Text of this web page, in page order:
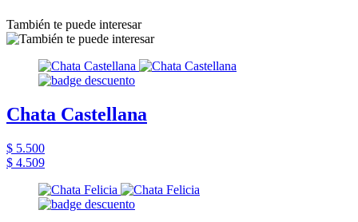
También te puede interesar
Chata Castellana
$ 5.500
$ 4.509